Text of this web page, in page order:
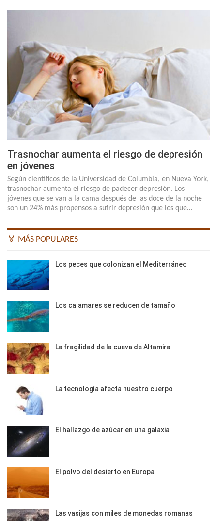
Trasnochar aumenta el riesgo de depresión
en jóvenes
Según científicos de la Universidad de Columbia, en Nueva York,
trasnochar aumenta el riesgo de padecer depresión. Los
jóvenes que se van a la cama después de las doce de la noche
son un 24% más propensos a sufrir depresión que los que…
🏅 MÁS POPULARES
Los peces que colonizan el Mediterráneo
Los calamares se reducen de tamaño
La fragilidad de la cueva de Altamira
La tecnología afecta nuestro cuerpo
El hallazgo de azúcar en una galaxia
El polvo del desierto en Europa
Las vasijas con miles de monedas romanas